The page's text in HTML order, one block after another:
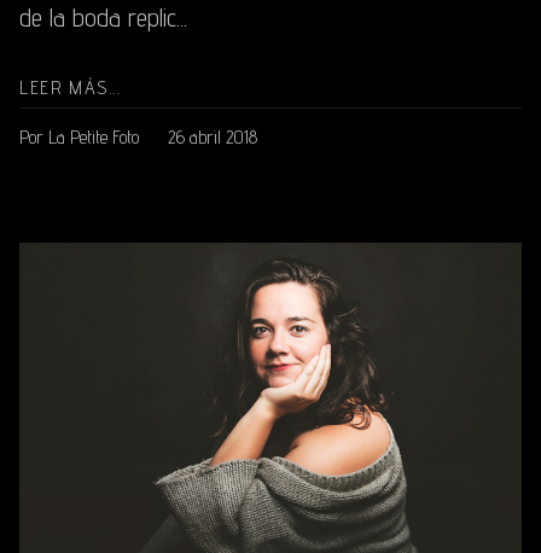
de la boda replic...
LEER MÁS...
Por La Petite Foto 26 abril 2018